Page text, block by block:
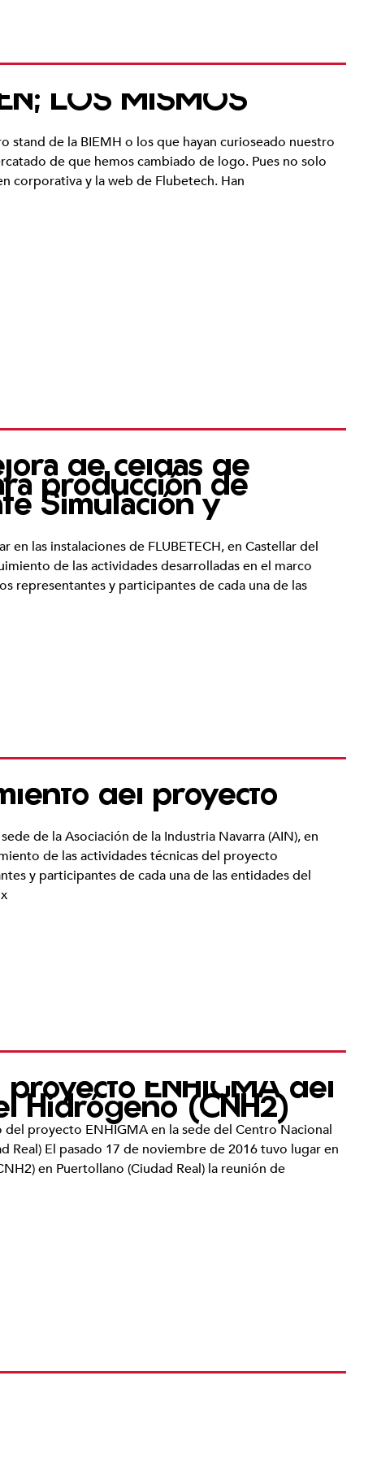
LOS MISMOS
stand de la BIEMH o los que hayan curioseado nuestro
de que hemos cambiado de logo. Pues no solo
corporativa y la web de Flubetech. Han
de celdas de
producción de
Simulación y
las instalaciones de FLUBETECH, en Castellar del
de las actividades desarrolladas en el marco
representantes y participantes de cada una de las
del proyecto
de la Asociación de la Industria Navarra (AIN), en
de las actividades técnicas del proyecto
y participantes de cada una de las entidades del
ENHIGMA del
Hidrógeno (CNH2)
del proyecto ENHIGMA en la sede del Centro Nacional
Real) El pasado 17 de noviembre de 2016 tuvo lugar en
en Puertollano (Ciudad Real) la reunión de